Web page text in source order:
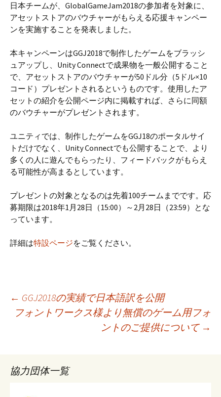
日本チームが、GlobalGameJam2018の参加者を対象に、
アセットストアのバウチャーがもらえる応援キャンペー
ンを実施することを発表しました。
本キャンペーンはGGJ2018で制作したゲームをブラッシ
ュアップし、Unity Connectで成果物を一般公開すること
で、アセットストアのバウチャーが50ドル分（5ドル×10
コード）プレゼントされるというものです。使用したア
セットの紹介を公開ページ内に掲載すれば、さらに同額
のバウチャーがプレゼントされます。
ユニティでは、制作したゲームをGGJ18のポータルサイ
トだけでなく、Unity Connectでも公開することで、より
多くの人に遊んでもらったり、フィードバックがもらえ
る可能性が高まるとしています。
プレゼントの対象となるのは先着100チームまでです。応
募期限は2018年1月28日（15:00）～2月28日（23:59）とな
っています。
詳細は特設ページをご覧ください。
投
ナ
← GGJ2018の実績で日本語訳を公開
フォントワークス様より無償のゲーム用フォ
ントのご提供について →
協力団体一覧